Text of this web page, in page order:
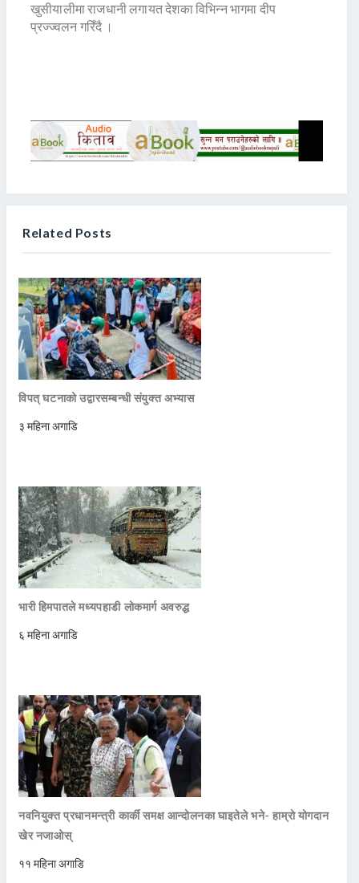
खुसीयालीमा राजधानी लगायत देशका विभिन्न भागमा दीप
प्रज्ज्वलन गरिँदै ।
Related Posts
विपत् घटनाको उद्वारसम्बन्धी संयुक्त अभ्यास
३ महिना अगाडि
भारी हिमपातले मध्यपहाडी लोकमार्ग अवरुद्ध
६ महिना अगाडि
नवनियुक्त प्रधानमन्त्री कार्की समक्ष आन्दोलनका घाइतेले भने- हाम्रो योगदान
खेर नजाओस्
११ महिना अगाडि